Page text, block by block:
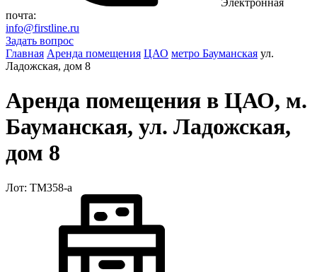
Электронная
почта:
info@firstline.ru
Задать вопрос
Главная Аренда помещения ЦАО метро Бауманская ул.
Ладожская, дом 8
Аренда помещения в ЦАО, м.
Бауманская, ул. Ладожская,
дом 8
Лот: ТМ358-a